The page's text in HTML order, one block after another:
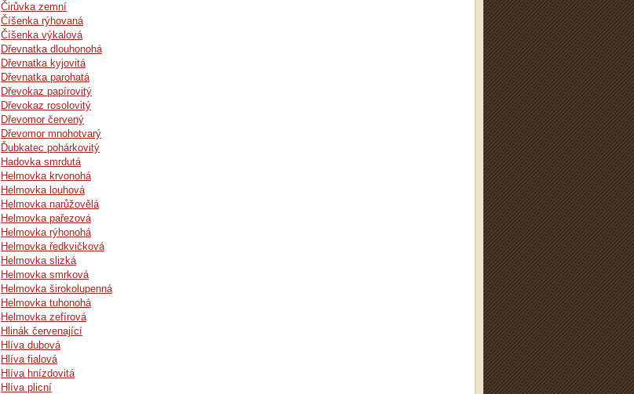
Čirůvka zemní
Číšenka rýhovaná
Číšenka výkalová
Dřevnatka dlouhonohá
Dřevnatka kyjovitá
Dřevnatka parohatá
Dřevokaz papírovitý
Dřevokaz rosolovitý
Dřevomor červený
Dřevomor mnohotvarý
Ďubkatec pohárkovitý
Hadovka smrdutá
Helmovka krvonohá
Helmovka louhová
Helmovka narůžovělá
Helmovka pařezová
Helmovka rýhonohá
Helmovka ředkvičková
Helmovka slizká
Helmovka smrková
Helmovka širokolupenná
Helmovka tuhonohá
Helmovka zefírová
Hlinák červenající
Hlíva dubová
Hlíva fialová
Hlíva hnízdovitá
Hlíva plicní